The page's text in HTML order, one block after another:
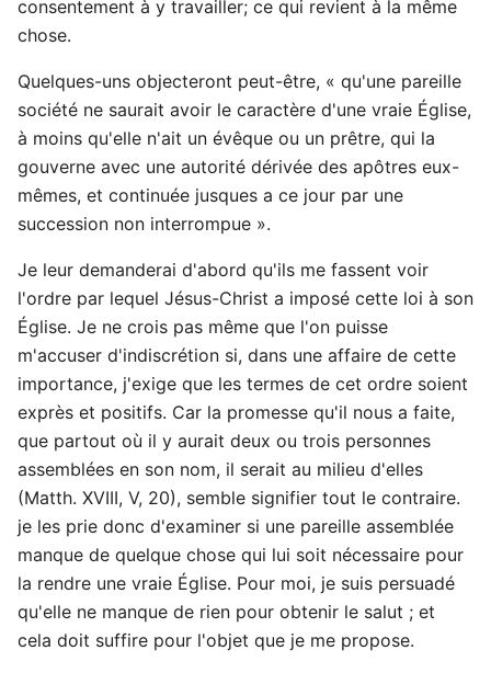
consentement à y travailler; ce qui revient à la même
chose.
Quelques-uns objecteront peut-être, « qu'une pareille
société ne saurait avoir le caractère d'une vraie Église,
à moins qu'elle n'ait un évêque ou un prêtre, qui la
gouverne avec une autorité dérivée des apôtres eux-
mêmes, et continuée jusques a ce jour par une
succession non interrompue ».
Je leur demanderai d'abord qu'ils me fassent voir
l'ordre par lequel Jésus-Christ a imposé cette loi à son
Église. Je ne crois pas même que l'on puisse
m'accuser d'indiscrétion si, dans une affaire de cette
importance, j'exige que les termes de cet ordre soient
exprès et positifs. Car la promesse qu'il nous a faite,
que partout où il y aurait deux ou trois personnes
assemblées en son nom, il serait au milieu d'elles
(Matth. XVIII, V, 20), semble signifier tout le contraire.
je les prie donc d'examiner si une pareille assemblée
manque de quelque chose qui lui soit nécessaire pour
la rendre une vraie Église. Pour moi, je suis persuadé
qu'elle ne manque de rien pour obtenir le salut ; et
cela doit suffire pour l'objet que je me propose.